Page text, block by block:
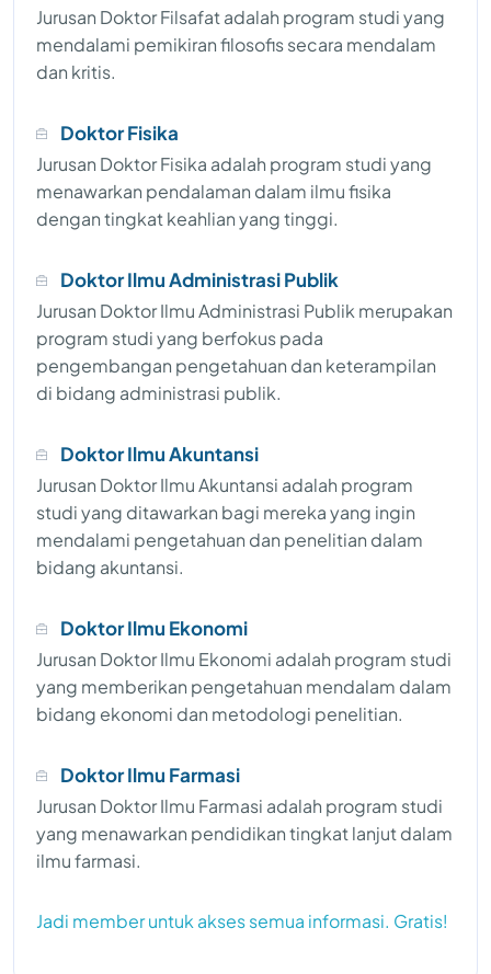
Jurusan Doktor Filsafat adalah program studi yang
mendalami pemikiran filosofis secara mendalam
dan kritis.
Doktor Fisika
Jurusan Doktor Fisika adalah program studi yang
menawarkan pendalaman dalam ilmu fisika
dengan tingkat keahlian yang tinggi.
Doktor Ilmu Administrasi Publik
Jurusan Doktor Ilmu Administrasi Publik merupakan
program studi yang berfokus pada
pengembangan pengetahuan dan keterampilan
di bidang administrasi publik.
Doktor Ilmu Akuntansi
Jurusan Doktor Ilmu Akuntansi adalah program
studi yang ditawarkan bagi mereka yang ingin
mendalami pengetahuan dan penelitian dalam
bidang akuntansi.
Doktor Ilmu Ekonomi
Jurusan Doktor Ilmu Ekonomi adalah program studi
yang memberikan pengetahuan mendalam dalam
bidang ekonomi dan metodologi penelitian.
Doktor Ilmu Farmasi
Jurusan Doktor Ilmu Farmasi adalah program studi
yang menawarkan pendidikan tingkat lanjut dalam
ilmu farmasi.
Jadi member untuk akses semua informasi. Gratis!